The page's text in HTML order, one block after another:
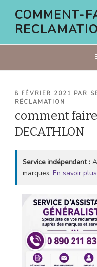
contenu
COMMENT-
PUBLIÉ
LE
8 FÉVRIER 2021 PAR
RÉCLAMATION
comment
DECATHLON
Service indépendant :
marques. En savoir plus